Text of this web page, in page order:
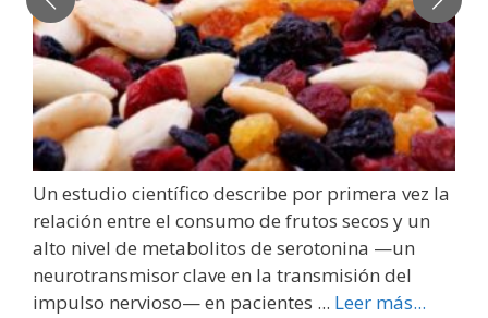
Un estudio científico describe por primera vez la
relación entre el consumo de frutos secos y un
alto nivel de metabolitos de serotonina —un
neurotransmisor clave en la transmisión del
impulso nervioso— en pacientes ... Leer más...